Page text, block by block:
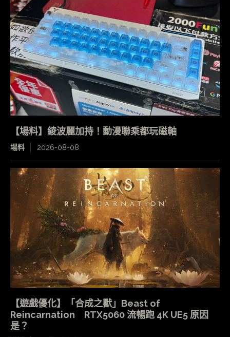
【場料】綾波麗加持！動漫聯乘都玩磁軸
場料 2026-08-08
【遊戲優化】「合成之獸」Beast of
Reincarnation RTX5060 流暢跑 4K UE5 原因
是？